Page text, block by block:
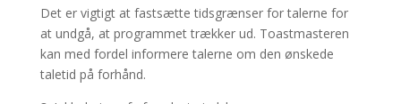
Det er vigtigt at fastsætte tidsgrænser for talerne for
at undgå, at programmet trækker ud. Toastmasteren
kan med fordel informere talerne om den ønskede
taletid på forhånd.